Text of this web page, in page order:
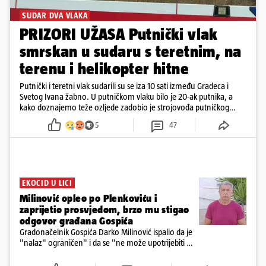
SUDAR DVA VLAKA
PRIZORI UŽASA Putnički vlak
smrskan u sudaru s teretnim, na
terenu i helikopter hitne
Putnički i teretni vlak sudarili su se iza 10 sati između Gradeca i
Svetog Ivana žabno. U putničkom vlaku bilo je 20-ak putnika, a
kako doznajemo teže ozljede zadobio je strojovođa putničkog
vlaka. Zatvoren je promet, a fotoreporteri Prigorskog objavili su
prve snimke s mjesta sudara
5 47
EKOCID U LICI
Milinović opleo po Plenkoviću i
zaprijetio prosvjedom, brzo mu stigao
odgovor građana Gospića
Gradonačelnik Gospića Darko Milinović ispalio da je
"nalaz" ograničen" i da se "ne može upotrijebiti za
ga je naručio Uskok i da je dio spisa